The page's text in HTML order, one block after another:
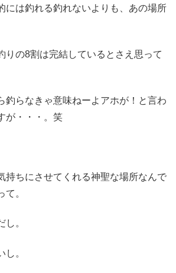
には釣れる釣れないよりも、あの場所
りの8割は完結しているとさえ思って
釣らなきゃ意味ねーよアホが！と言わ
が・・・。笑
持ちにさせてくれる神聖な場所なんで
。
。
し。